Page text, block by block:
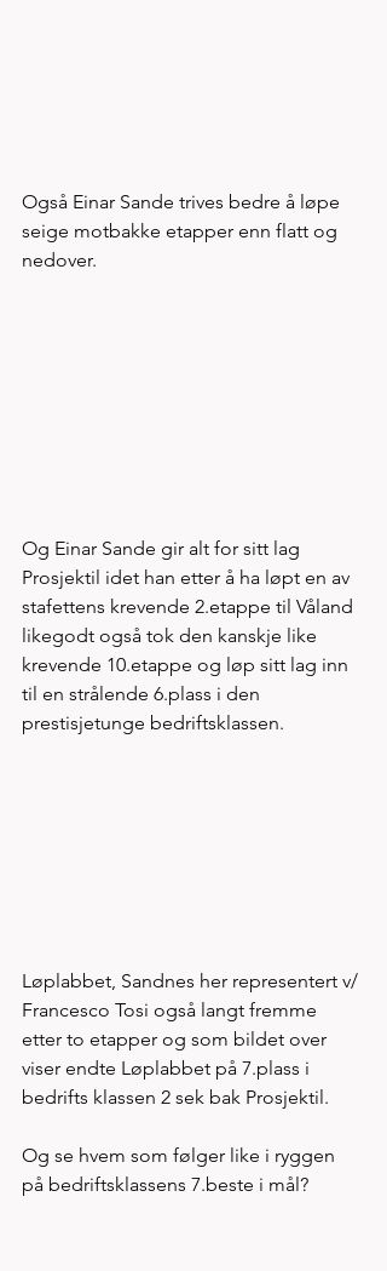
Også Einar Sande trives bedre å løpe
seige motbakke etapper enn flatt og
nedover.
Og Einar Sande gir alt for sitt lag
Prosjektil idet han etter å ha løpt en av
stafettens krevende 2.etappe til Våland
likegodt også tok den kanskje like
krevende 10.etappe og løp sitt lag inn
til en strålende 6.plass i den
prestisjetunge bedriftsklassen.
Løplabbet, Sandnes her representert v/
Francesco Tosi også langt fremme
etter to etapper og som bildet over
viser endte Løplabbet på 7.plass i
bedrifts klassen 2 sek bak Prosjektil.
Og se hvem som følger like i ryggen
på bedriftsklassens 7.beste i mål?